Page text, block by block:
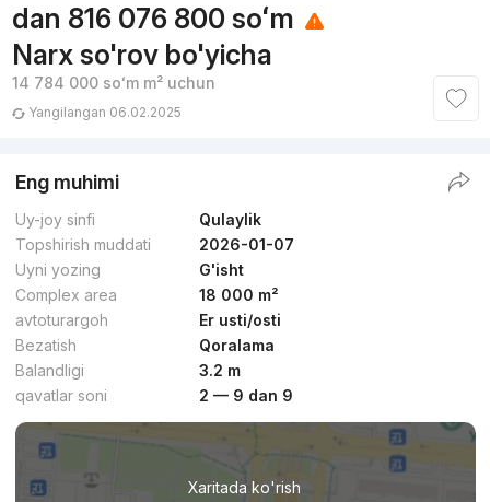
dan 816 076 800 soʻm
Narx so'rov bo'yicha
14 784 000 soʻmm² uchun
Yangilangan 06.02.2025
Eng muhimi
Uy-joy sinfi
Qulaylik
Topshirish muddati
2026-01-07
Uyni yozing
G'isht
Complex area
18 000 m²
avtoturargoh
Er usti/osti
Bezatish
Qoralama
Balandligi
3.2 m
qavatlar soni
2 — 9 dan 9
Xaritada ko'rish